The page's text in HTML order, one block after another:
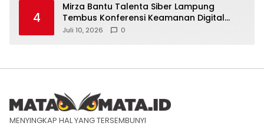
4
Mirza Bantu Talenta Siber Lampung
Tembus Konferensi Keamanan Digital
Dunia
Juli 10, 2026 0
MENYINGKAP HAL YANG TERSEMBUNYI